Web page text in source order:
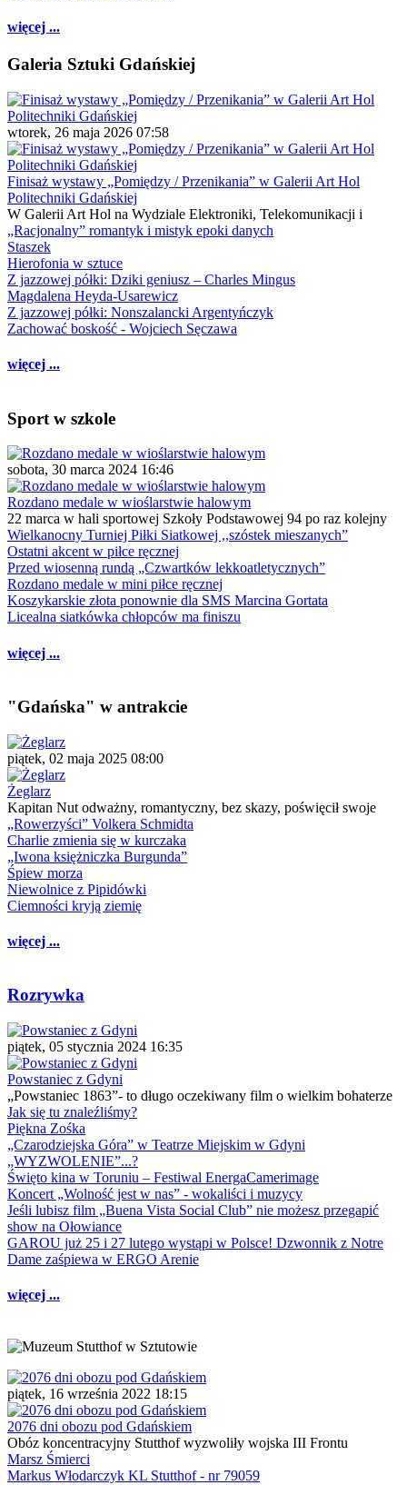
więcej ...
Galeria Sztuki Gdańskiej
wtorek, 26 maja 2026 07:58
Finisaż wystawy „Pomiędzy / Przenikania” w Galerii Art Hol
Politechniki Gdańskiej
W Galerii Art Hol na Wydziale Elektroniki, Telekomunikacji i
„Racjonalny” romantyk i mistyk epoki danych
Staszek
Hierofonia w sztuce
Z jazzowej półki: Dziki geniusz – Charles Mingus
Magdalena Heyda-Usarewicz
Z jazzowej półki: Nonszalancki Argentyńczyk
Zachować boskość - Wojciech Sęczawa
więcej ...
Sport w szkole
sobota, 30 marca 2024 16:46
Rozdano medale w wioślarstwie halowym
22 marca w hali sportowej Szkoły Podstawowej 94 po raz kolejny
Wielkanocny Turniej Piłki Siatkowej ,,szóstek mieszanych”
Ostatni akcent w piłce ręcznej
Przed wiosenną rundą „Czwartków lekkoatletycznych”
Rozdano medale w mini piłce ręcznej
Koszykarskie złota ponownie dla SMS Marcina Gortata
Licealna siatkówka chłopców ma finiszu
więcej ...
"Gdańska" w antrakcie
piątek, 02 maja 2025 08:00
Żeglarz
Kapitan Nut odważny, romantyczny, bez skazy, poświęcił swoje
„Rowerzyści” Volkera Schmidta
Charlie zmienia się w kurczaka
„Iwona księżniczka Burgunda”
Śpiew morza
Niewolnice z Pipidówki
Ciemności kryją ziemię
więcej ...
Rozrywka
piątek, 05 stycznia 2024 16:35
Powstaniec z Gdyni
„Powstaniec 1863”- to długo oczekiwany film o wielkim bohaterze
Jak się tu znaleźliśmy?
Piękna Zośka
„Czarodziejska Góra” w Teatrze Miejskim w Gdyni
„WYZWOLENIE”...?
Święto kina w Toruniu – Festiwal EnergaCamerimage
Koncert „Wolność jest w nas” - wokaliści i muzycy
Jeśli lubisz film „Buena Vista Social Club” nie możesz przegapić
show na Ołowiance
GAROU już 25 i 27 lutego wystąpi w Polsce! Dzwonnik z Notre
Dame zaśpiewa w ERGO Arenie
więcej ...
piątek, 16 września 2022 18:15
2076 dni obozu pod Gdańskiem
Obóz koncentracyjny Stutthof wyzwoliły wojska III Frontu
Marsz Śmierci
Markus Włodarczyk KL Stutthof - nr 79059